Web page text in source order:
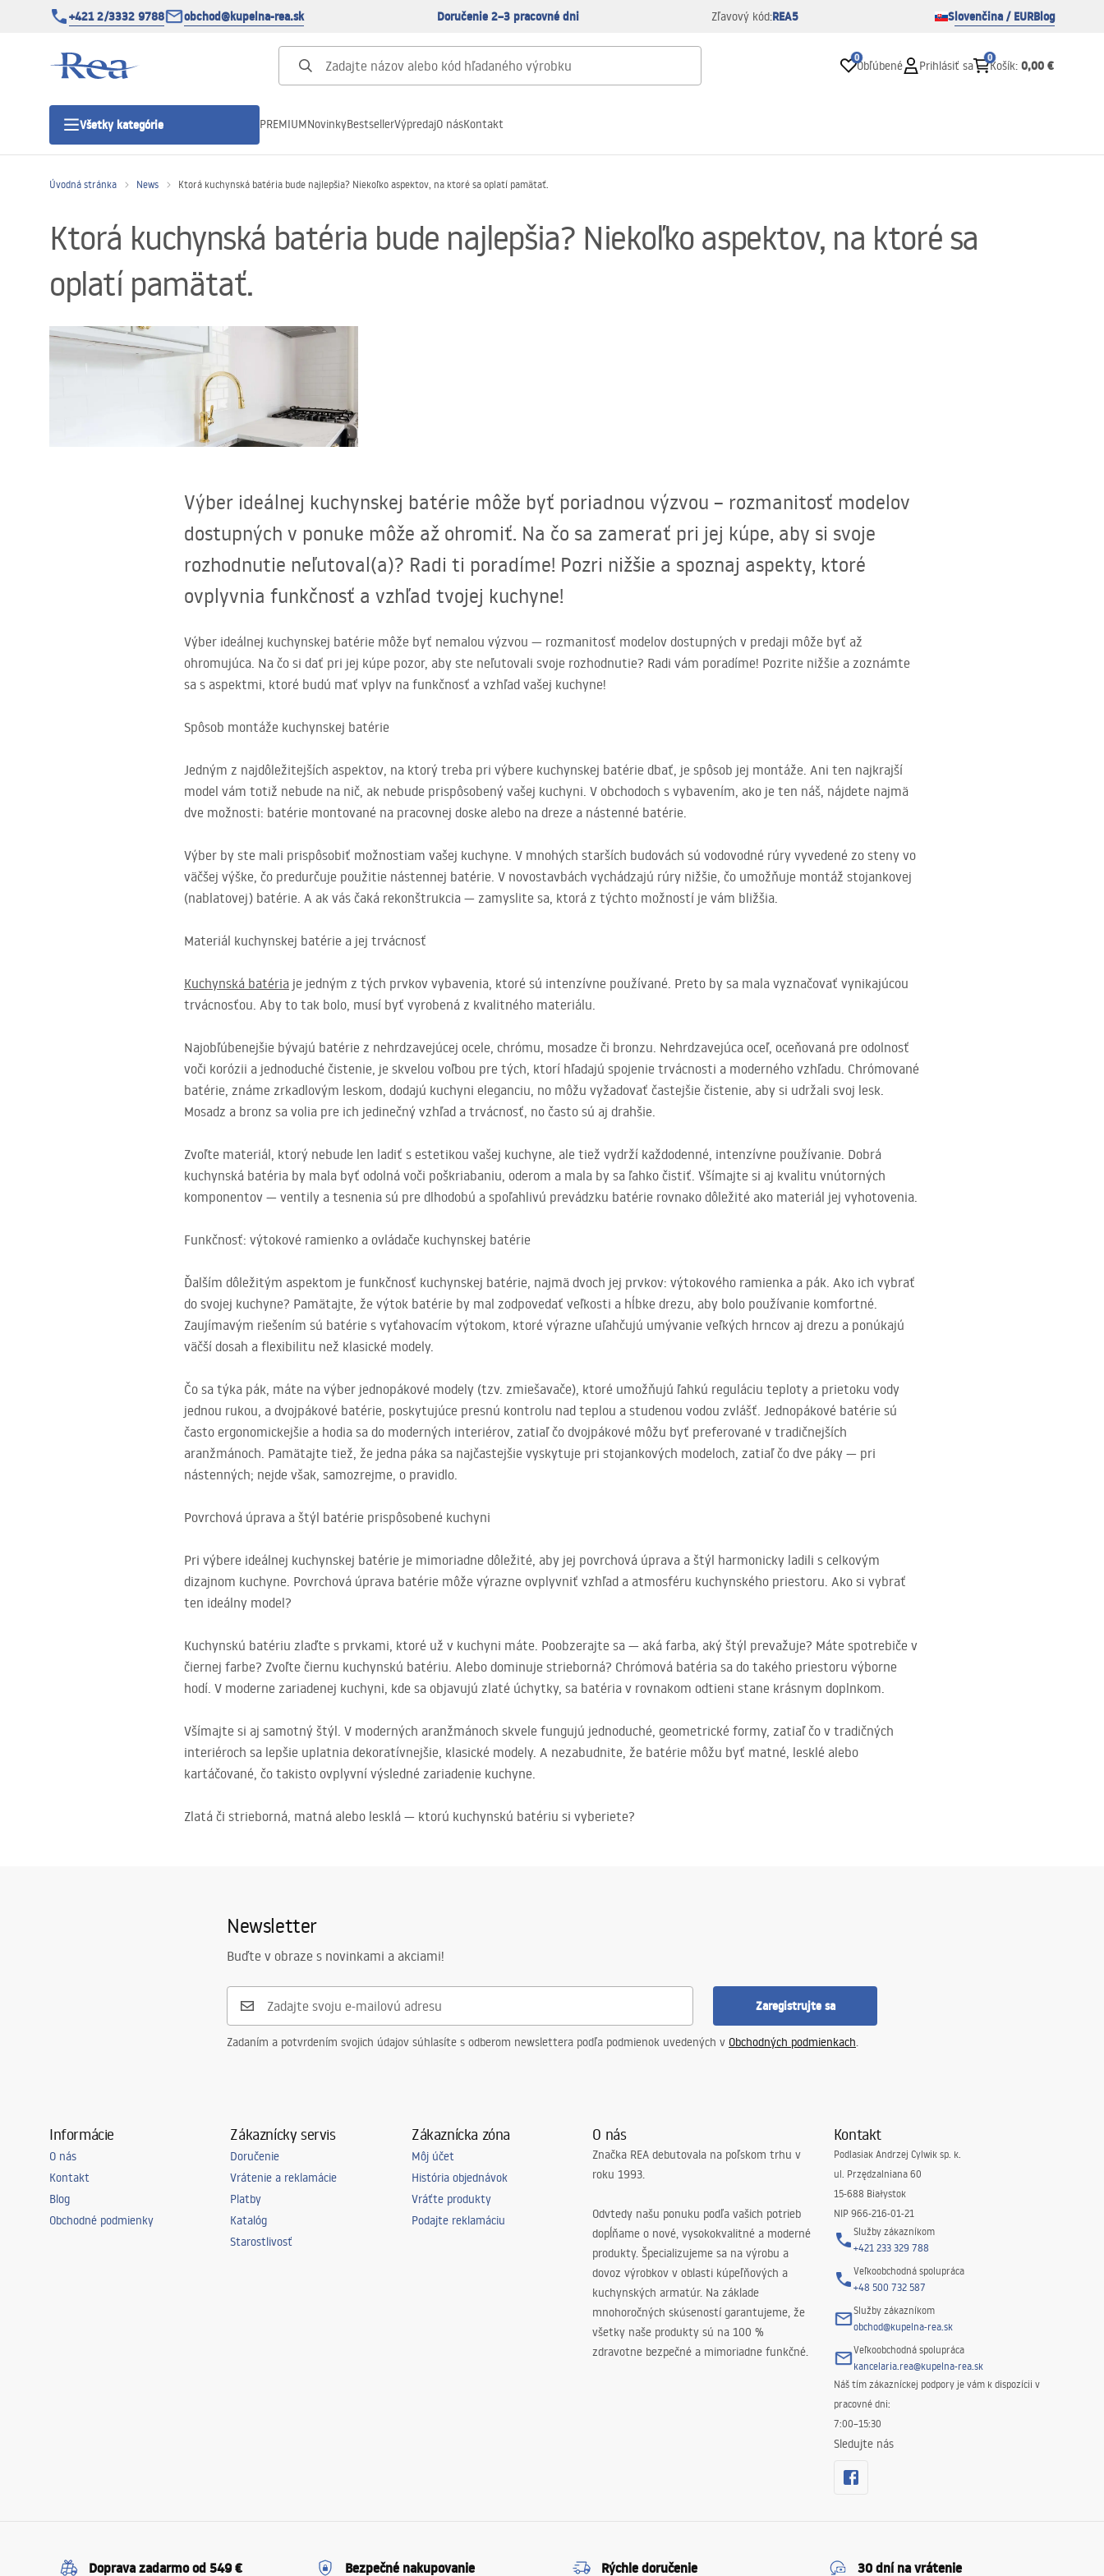
+421 2/3332 9788 obchod@kupelna-rea.sk Doručenie 2–3 pracovné dni Zľavový kód:REA5 Slovenčina / EURBlog
0
Obľúbené Prihlásiť sa
0
Košík: 0,00 €
Všetky kategórie
Sprchové dvere
Sprchové vaničky
Sprchové žľaby
Kúpeľňové doplnky a nábytok
PREMIUMNovinkyBestsellerVýpredajO násKontakt
Úvodná stránka News Ktorá kuchynská batéria bude najlepšia? Niekoľko aspektov, na ktoré sa oplatí pamätať.
Ktorá kuchynská batéria bude najlepšia? Niekoľko aspektov, na ktoré sa
oplatí pamätať.
Výber ideálnej kuchynskej batérie môže byť poriadnou výzvou – rozmanitosť modelov
dostupných v ponuke môže až ohromiť. Na čo sa zamerať pri jej kúpe, aby si svoje
rozhodnutie neľutoval(a)? Radi ti poradíme! Pozri nižšie a spoznaj aspekty, ktoré
ovplyvnia funkčnosť a vzhľad tvojej kuchyne!
Výber ideálnej kuchynskej batérie môže byť nemalou výzvou — rozmanitosť modelov dostupných v predaji môže byť až
ohromujúca. Na čo si dať pri jej kúpe pozor, aby ste neľutovali svoje rozhodnutie? Radi vám poradíme! Pozrite nižšie a zoznámte
sa s aspektmi, ktoré budú mať vplyv na funkčnosť a vzhľad vašej kuchyne!
Spôsob montáže kuchynskej batérie
Jedným z najdôležitejších aspektov, na ktorý treba pri výbere kuchynskej batérie dbať, je spôsob jej montáže. Ani ten najkrajší
model vám totiž nebude na nič, ak nebude prispôsobený vašej kuchyni. V obchodoch s vybavením, ako je ten náš, nájdete najmä
dve možnosti: batérie montované na pracovnej doske alebo na dreze a nástenné batérie.
Výber by ste mali prispôsobiť možnostiam vašej kuchyne. V mnohých starších budovách sú vodovodné rúry vyvedené zo steny vo
väčšej výške, čo predurčuje použitie nástennej batérie. V novostavbách vychádzajú rúry nižšie, čo umožňuje montáž stojankovej
(nablatovej) batérie. A ak vás čaká rekonštrukcia — zamyslite sa, ktorá z týchto možností je vám bližšia.
Materiál kuchynskej batérie a jej trvácnosť
Kuchynská batéria je jedným z tých prvkov vybavenia, ktoré sú intenzívne používané. Preto by sa mala vyznačovať vynikajúcou
trvácnosťou. Aby to tak bolo, musí byť vyrobená z kvalitného materiálu.
Najobľúbenejšie bývajú batérie z nehrdzavejúcej ocele, chrómu, mosadze či bronzu. Nehrdzavejúca oceľ, oceňovaná pre odolnosť
voči korózii a jednoduché čistenie, je skvelou voľbou pre tých, ktorí hľadajú spojenie trvácnosti a moderného vzhľadu. Chrómované
batérie, známe zrkadlovým leskom, dodajú kuchyni eleganciu, no môžu vyžadovať častejšie čistenie, aby si udržali svoj lesk.
Mosadz a bronz sa volia pre ich jedinečný vzhľad a trvácnosť, no často sú aj drahšie.
Zvoľte materiál, ktorý nebude len ladiť s estetikou vašej kuchyne, ale tiež vydrží každodenné, intenzívne používanie. Dobrá
kuchynská batéria by mala byť odolná voči poškriabaniu, oderom a mala by sa ľahko čistiť. Všímajte si aj kvalitu vnútorných
komponentov — ventily a tesnenia sú pre dlhodobú a spoľahlivú prevádzku batérie rovnako dôležité ako materiál jej vyhotovenia.
Funkčnosť: výtokové ramienko a ovládače kuchynskej batérie
Ďalším dôležitým aspektom je funkčnosť kuchynskej batérie, najmä dvoch jej prvkov: výtokového ramienka a pák. Ako ich vybrať
do svojej kuchyne? Pamätajte, že výtok batérie by mal zodpovedať veľkosti a hĺbke drezu, aby bolo používanie komfortné.
Zaujímavým riešením sú batérie s vyťahovacím výtokom, ktoré výrazne uľahčujú umývanie veľkých hrncov aj drezu a ponúkajú
väčší dosah a flexibilitu než klasické modely.
Čo sa týka pák, máte na výber jednopákové modely (tzv. zmiešavače), ktoré umožňujú ľahkú reguláciu teploty a prietoku vody
jednou rukou, a dvojpákové batérie, poskytujúce presnú kontrolu nad teplou a studenou vodou zvlášť. Jednopákové batérie sú
často ergonomickejšie a hodia sa do moderných interiérov, zatiaľ čo dvojpákové môžu byť preferované v tradičnejších
aranžmánoch. Pamätajte tiež, že jedna páka sa najčastejšie vyskytuje pri stojankových modeloch, zatiaľ čo dve páky — pri
nástenných; nejde však, samozrejme, o pravidlo.
Povrchová úprava a štýl batérie prispôsobené kuchyni
Pri výbere ideálnej kuchynskej batérie je mimoriadne dôležité, aby jej povrchová úprava a štýl harmonicky ladili s celkovým
dizajnom kuchyne. Povrchová úprava batérie môže výrazne ovplyvniť vzhľad a atmosféru kuchynského priestoru. Ako si vybrať
ten ideálny model?
Kuchynskú batériu zlaďte s prvkami, ktoré už v kuchyni máte. Poobzerajte sa — aká farba, aký štýl prevažuje? Máte spotrebiče v
čiernej farbe? Zvoľte čiernu kuchynskú batériu. Alebo dominuje strieborná? Chrómová batéria sa do takého priestoru výborne
hodí. V moderne zariadenej kuchyni, kde sa objavujú zlaté úchytky, sa batéria v rovnakom odtieni stane krásnym doplnkom.
Všímajte si aj samotný štýl. V moderných aranžmánoch skvele fungujú jednoduché, geometrické formy, zatiaľ čo v tradičných
interiéroch sa lepšie uplatnia dekoratívnejšie, klasické modely. A nezabudnite, že batérie môžu byť matné, lesklé alebo
kartáčované, čo takisto ovplyvní výsledné zariadenie kuchyne.
Zlatá či strieborná, matná alebo lesklá — ktorú kuchynskú batériu si vyberiete?
Newsletter
Buďte v obraze s novinkami a akciami!
Zaregistrujte sa
Zadaním a potvrdením svojich údajov súhlasíte s odberom newslettera podľa podmienok uvedených v Obchodných podmienkach.
Informácie
O nás
Kontakt
Blog
Obchodné podmienky
Zákaznícky servis
Doručenie
Vrátenie a reklamácie
Platby
Katalóg
Starostlivosť
Zákaznícka zóna
Môj účet
História objednávok
Vráťte produkty
Podajte reklamáciu
O nás
Značka REA debutovala na poľskom trhu v
roku 1993.
Odvtedy našu ponuku podľa vašich potrieb
dopĺňame o nové, vysokokvalitné a moderné
produkty. Špecializujeme sa na výrobu a
dovoz výrobkov v oblasti kúpeľňových a
kuchynských armatúr. Na základe
mnohoročných skúseností garantujeme, že
všetky naše produkty sú na 100 %
zdravotne bezpečné a mimoriadne funkčné.
Kontakt
Podlasiak Andrzej Cylwik sp. k.
ul. Przędzalniana 60
15-688 Białystok
NIP 966-216-01-21
Služby zákazníkom
+421 233 329 788
Veľkoobchodná spolupráca
+48 500 732 587
Služby zákazníkom
obchod@kupelna-rea.sk
Veľkoobchodná spolupráca
kancelaria.rea@kupelna-rea.sk
Náš tím zákazníckej podpory je vám k dispozícii v
pracovné dni:
7:00–15:30
Sledujte nás
Doprava zadarmo od 549 € Bezpečné nakupovanie Rýchle doručenie 30 dní na vrátenie